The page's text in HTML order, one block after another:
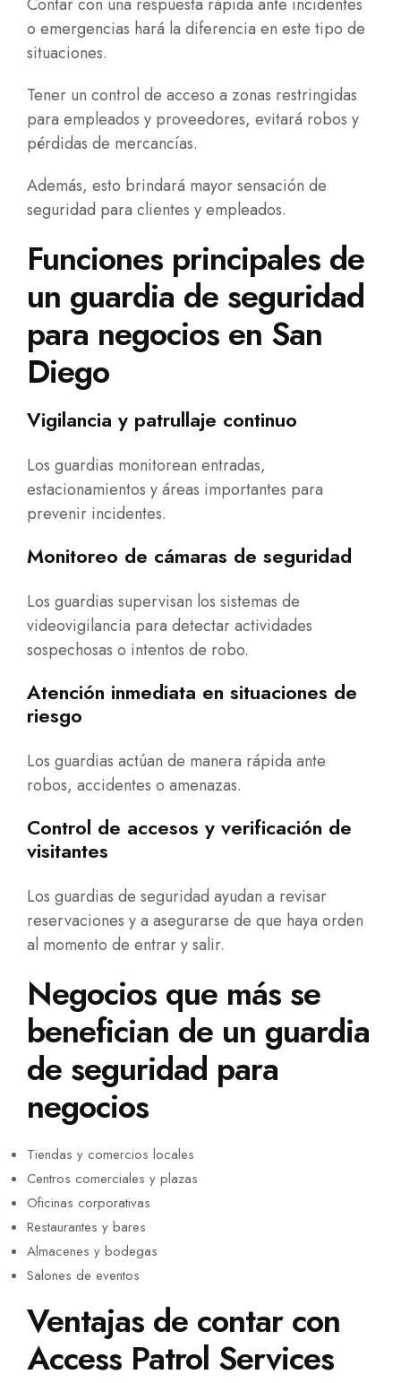
o emergencias hará la diferencia en este tipo de
situaciones.
Tener un control de acceso a zonas restringidas
para empleados y proveedores, evitará robos y
pérdidas de mercancías.
Además, esto brindará mayor sensación de
seguridad para clientes y empleados.
Funciones principales de
un guardia de seguridad
para negocios en San
Diego
Vigilancia y patrullaje continuo
Los guardias monitorean entradas,
estacionamientos y áreas importantes para
prevenir incidentes.
Monitoreo de cámaras de seguridad
Los guardias supervisan los sistemas de
videovigilancia para detectar actividades
sospechosas o intentos de robo.
Atención inmediata en situaciones de
riesgo
Los guardias actúan de manera rápida ante
robos, accidentes o amenazas.
Control de accesos y verificación de
visitantes
Los guardias de seguridad ayudan a revisar
reservaciones y a asegurarse de que haya orden
al momento de entrar y salir.
Negocios que más se
benefician de un guardia
de seguridad para
negocios
Tiendas y comercios locales
Centros comerciales y plazas
Oficinas corporativas
Restaurantes y bares
Almacenes y bodegas
Salones de eventos
Ventajas de contar con
Access Patrol Services